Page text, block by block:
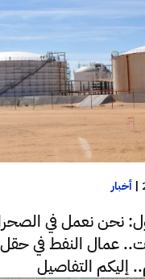
| أخبار
نحن نعمل في
عمال النفط في حقل
إليكم التفاصيل